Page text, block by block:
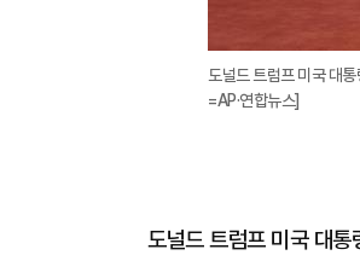
도널드 트럼프 미국 대
=AP·연합뉴스]
도널드 트럼프 미국 대